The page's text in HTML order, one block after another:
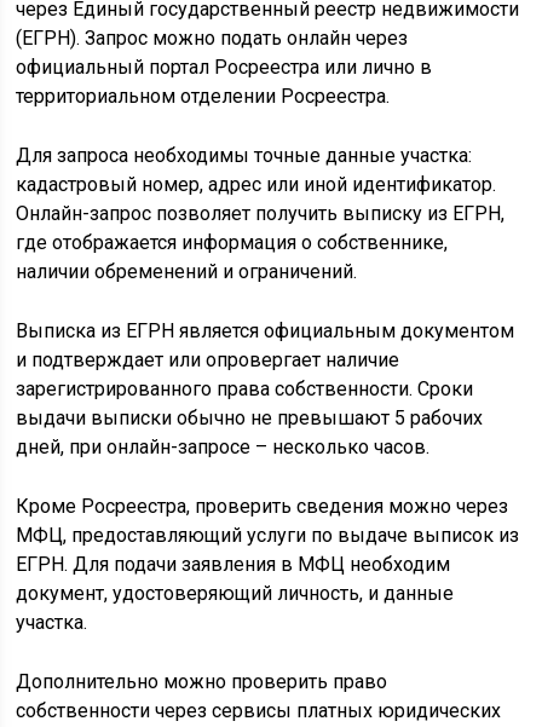
через Единый государственный реестр недвижимости
(ЕГРН). Запрос можно подать онлайн через
официальный портал Росреестра или лично в
территориальном отделении Росреестра.
Для запроса необходимы точные данные участка:
кадастровый номер, адрес или иной идентификатор.
Онлайн-запрос позволяет получить выписку из ЕГРН,
где отображается информация о собственнике,
наличии обременений и ограничений.
Выписка из ЕГРН является официальным документом
и подтверждает или опровергает наличие
зарегистрированного права собственности. Сроки
выдачи выписки обычно не превышают 5 рабочих
дней, при онлайн-запросе – несколько часов.
Кроме Росреестра, проверить сведения можно через
МФЦ, предоставляющий услуги по выдаче выписок из
ЕГРН. Для подачи заявления в МФЦ необходим
документ, удостоверяющий личность, и данные
участка.
Дополнительно можно проверить право
собственности через сервисы платных юридических